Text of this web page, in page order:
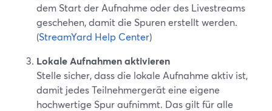
dem Start der Aufnahme oder des Livestreams
geschehen, damit die Spuren erstellt werden.
(StreamYard Help Center)
Lokale Aufnahmen aktivieren
Stelle sicher, dass die lokale Aufnahme aktiv ist,
damit jedes Teilnehmergerät eine eigene
hochwertige Spur aufnimmt. Das gilt für alle